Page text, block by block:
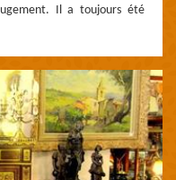
Il a toujours été